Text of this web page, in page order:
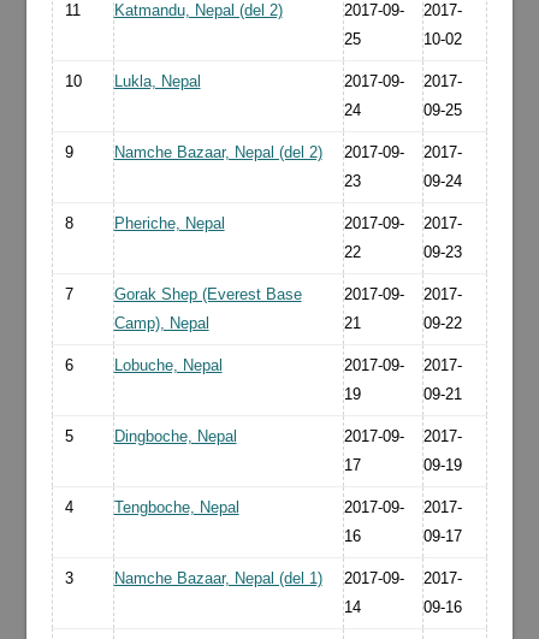
11 Katmandu, Nepal (del 2)
2017-09-
25
2017-
10-02
10 Lukla, Nepal
2017-09-
24
2017-
09-25
9 Namche Bazaar, Nepal (del 2)
2017-09-
23
2017-
09-24
8 Pheriche, Nepal
2017-09-
22
2017-
09-23
7
Gorak Shep (Everest Base
Camp), Nepal
2017-09-
21
2017-
09-22
6 Lobuche, Nepal
2017-09-
19
2017-
09-21
5 Dingboche, Nepal
2017-09-
17
2017-
09-19
4 Tengboche, Nepal
2017-09-
16
2017-
09-17
3 Namche Bazaar, Nepal (del 1)
2017-09-
14
2017-
09-16